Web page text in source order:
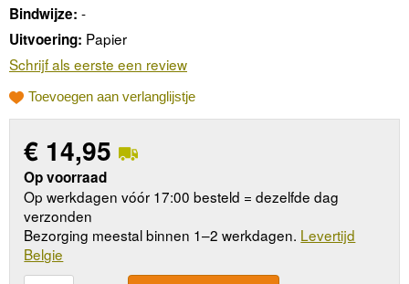
Bindwijze: -
Uitvoering: Papier
Schrijf als eerste een review
Toevoegen aan verlanglijstje
€ 14,95
Op voorraad
Op werkdagen vóór 17:00 besteld = dezelfde dag
verzonden
Bezorging meestal binnen 1–2 werkdagen. Levertijd
Belgie